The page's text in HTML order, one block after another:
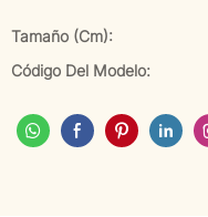
Tamaño (cm):
Código Del Modelo: